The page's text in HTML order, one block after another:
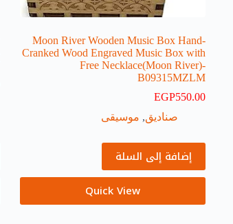
-Moon River Wooden Music Box Hand
Cranked Wood Engraved Music Box with
Free Necklace(Moon River)-
B09315MZLM
EGP550.00
صناديق, موسيقى
إضافة إلى السلة
Quick View